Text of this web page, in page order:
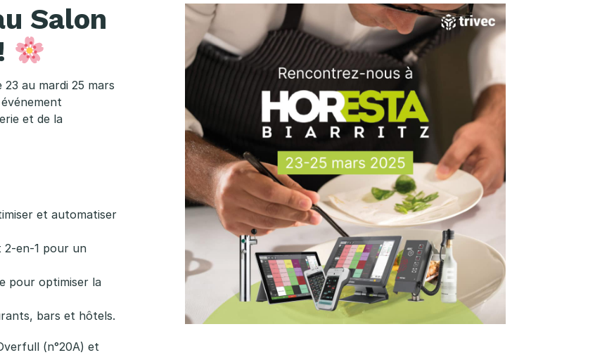
Salon
au mardi 25 mars
et de la
et automatiser
2-en-1 pour un
pour optimiser la
bars et hôtels.
(n°20A) et